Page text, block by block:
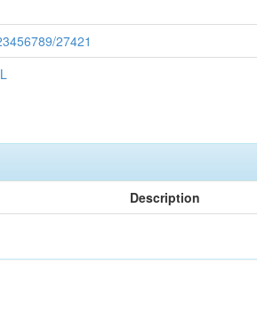
27421
Description